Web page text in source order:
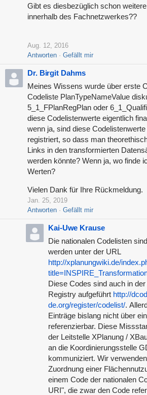
Gibt es diesbezüglich schon
innerhalb des Fachnetzwerkes??
Aug. 12, 2016
Antworten
Gefällt mir
Dr. Birgit Dahms
Meines Wissens wurde über erste
Codeliste PlanTypeNameValue
5_1_FPlanRegPlan oder
diese Codelistenwerte eigentlich
wenn ja, sind diese
registriert, so dass man
Links in den transformierten
werden könnte? Wenn ja, wo finde
Werten?
Vielen Dank für Ihre Rückmeldung.
Jan. 25, 2019
Antworten
Gefällt mir
Kai-Uwe Krause
Die nationalen Codelisten
werden unter der URL
http://xplanungwiki.de/
Diese Codes sind auch in
Registry aufgeführt http://
de.org/register/codelist/.
Einträge bislang nicht über
referenzierbar. Diese
der Leitstelle XPlanung /
an die Koordinierungsstelle
kommuniziert. Wir
Zuordnung einer
einem Code der nationalen
URI", die zwar den Code